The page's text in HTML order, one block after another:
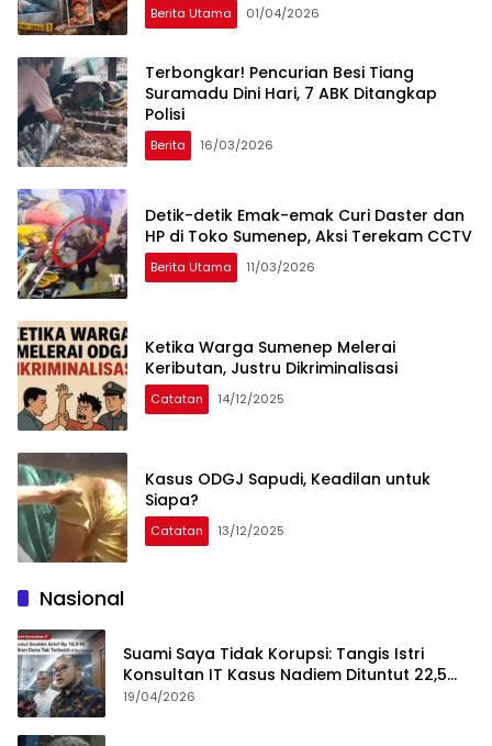
Berita Utama 01/04/2026
Terbongkar! Pencurian Besi Tiang
Suramadu Dini Hari, 7 ABK Ditangkap
Polisi
Berita 16/03/2026
Detik-detik Emak-emak Curi Daster dan
HP di Toko Sumenep, Aksi Terekam CCTV
Berita Utama 11/03/2026
Ketika Warga Sumenep Melerai
Keributan, Justru Dikriminalisasi
Catatan 14/12/2025
Kasus ODGJ Sapudi, Keadilan untuk
Siapa?
Catatan 13/12/2025
Nasional
Suami Saya Tidak Korupsi: Tangis Istri
Konsultan IT Kasus Nadiem Dituntut 22,5
Tahun
19/04/2026